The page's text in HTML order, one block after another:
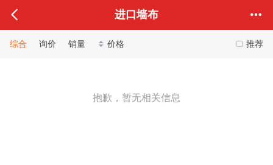
进口墙布
推荐
综合 询价 销量 价格
抱歉，暂无相关信息